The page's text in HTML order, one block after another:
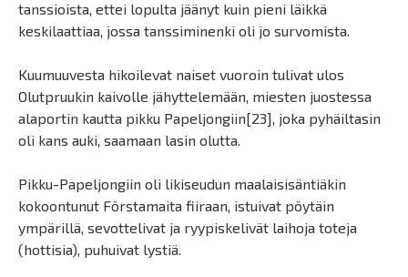
tanssioista, ettei lopulta jäänyt kuin pieni läikkä
keskilaattiaa, jossa tanssiminenki oli jo survomista.
Kuumuuvesta hikoilevat naiset vuoroin tulivat ulos
Olutpruukin kaivolle jähyttelemään, miesten juostessa
alaportin kautta pikku Papeljongiin[23], joka pyhäiltasin
oli kans auki, saamaan lasin olutta.
Pikku-Papeljongiin oli likiseudun maalaisisäntiäkin
kokoontunut Förstamaita fiiraan, istuivat pöytäin
ympärillä, sevottelivat ja ryypiskelivät laihoja toteja
(hottisia), puhuivat lystiä.